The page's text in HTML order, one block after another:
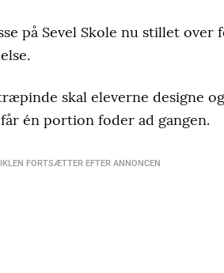
på Sevel Skole nu stillet
skal eleverne designe
én portion foder ad gangen.
FORTSÆTTER EFTER ANNONCEN